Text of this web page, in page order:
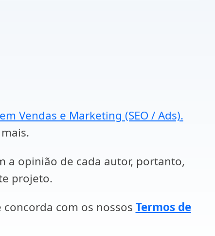
Vendas e Marketing (SEO / Ads).
a opinião de cada autor, portanto,
projeto.
com os nossos Termos de